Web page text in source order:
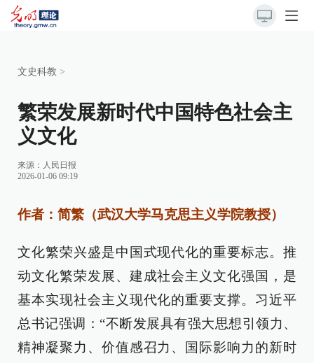
文史科教 >
繁荣发展新时代中国特色社会主
义文化
来源： 人民日报
2026-01-06 09:19
作者：简繁（武汉大学马克思主义学院教授）
文化繁荣兴盛是中国式现代化的重要标志。推
动文化繁荣发展、建成社会主义文化强国，是
基本实现社会主义现代化的重要支撑。习近平
总书记强调：“不断发展具有强大思想引领力、
精神凝聚力、价值感召力、国际影响力的新时